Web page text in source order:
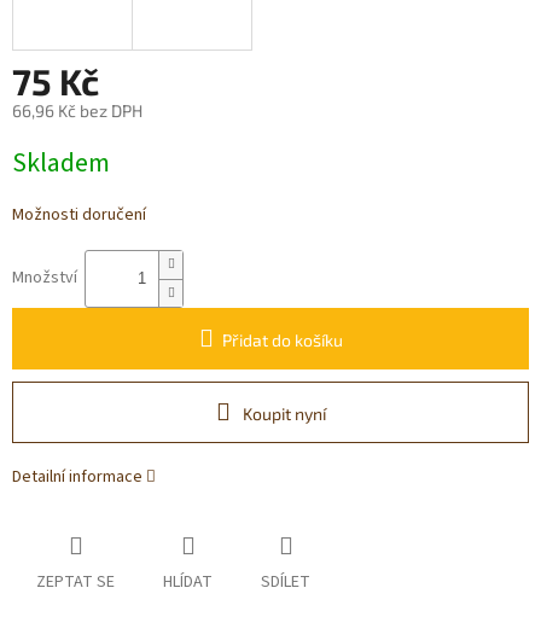
75 Kč
66,96 Kč bez DPH
cena:
Skladem
Možnosti doručení
Množství
Přidat do košíku
Koupit nyní
Detailní informace
ZEPTAT SE HLÍDAT SDÍLET